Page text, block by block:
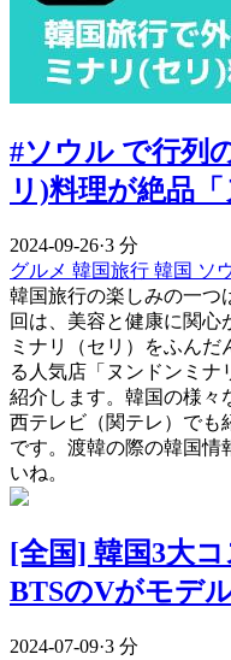
#ソウル で行列
リ)料理が絶品
2024-09-26·3 分
グルメ 韓国旅行 韓国 ソ
韓国旅行の楽しみの一つ
回は、美容と健康に関心
ミナリ（セリ）をふんだ
る人気店「ヌンドンミナ
紹介します。韓国の様々
西テレビ（関テレ）でも
です。渡韓の際の韓国情
いね。
[全国] 韓国3大
BTSのVがモデル
2024-07-09·3 分